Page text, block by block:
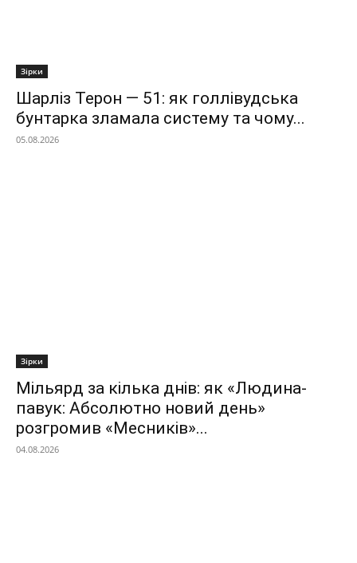
Зірки
Шарліз Терон — 51: як голлівудська
бунтарка зламала систему та чому...
05.08.2026
Зірки
Мільярд за кілька днів: як «Людина-
павук: Абсолютно новий день»
розгромив «Месників»...
04.08.2026